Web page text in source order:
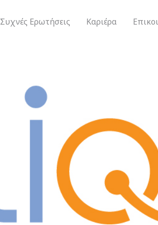
Συχνές Ερωτήσεις Καριέρα